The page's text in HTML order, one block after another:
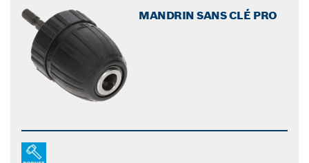
MANDRIN SANS CLÉ PRO